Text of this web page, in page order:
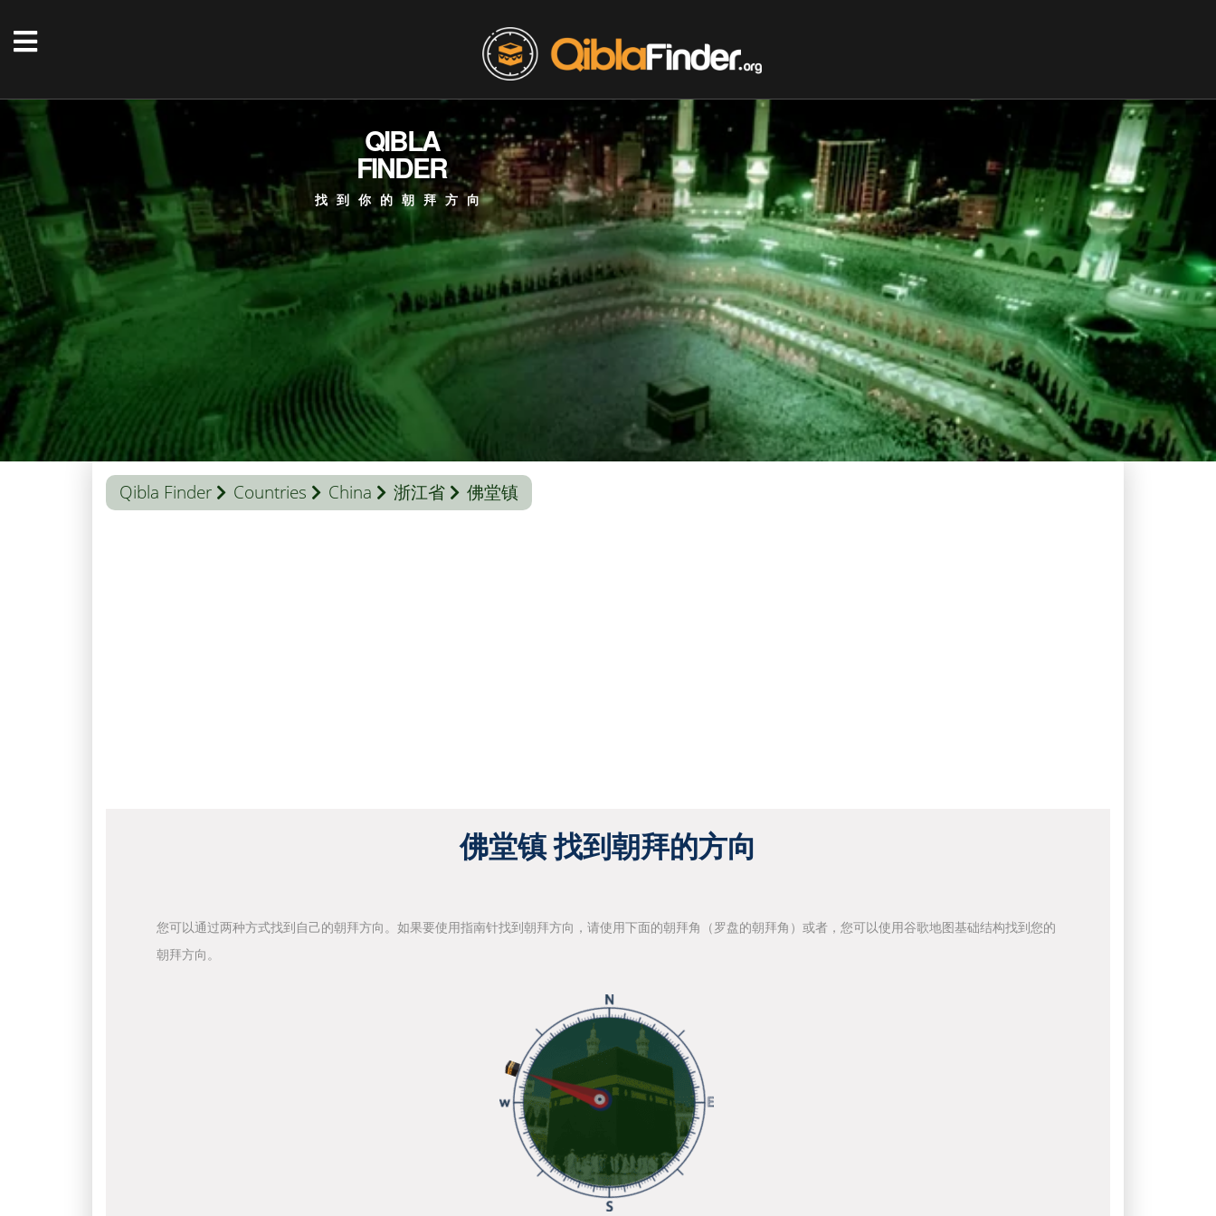
QIBLA
FINDER
找到你的朝拜方向
Qibla Finder Countries China 浙江省 佛堂镇
佛堂镇 找到朝拜的方向
您可以通过两种方式找到自己的朝拜方向。如果要使用指南针找到朝拜方向，请使用下面的朝拜角（罗盘的朝拜角）或者，您可以使用谷歌地图基础结构找到您的
朝拜方向。